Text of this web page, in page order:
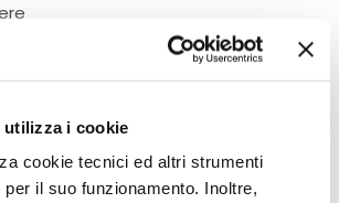
i cookie
cookie tecnici ed altri strumenti
il suo funzionamento. Inoltre,